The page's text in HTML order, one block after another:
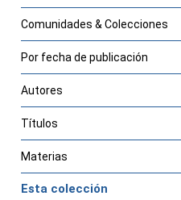
Comunidades & Colecciones
Por fecha de publicación
Autores
Títulos
Materias
Esta colección